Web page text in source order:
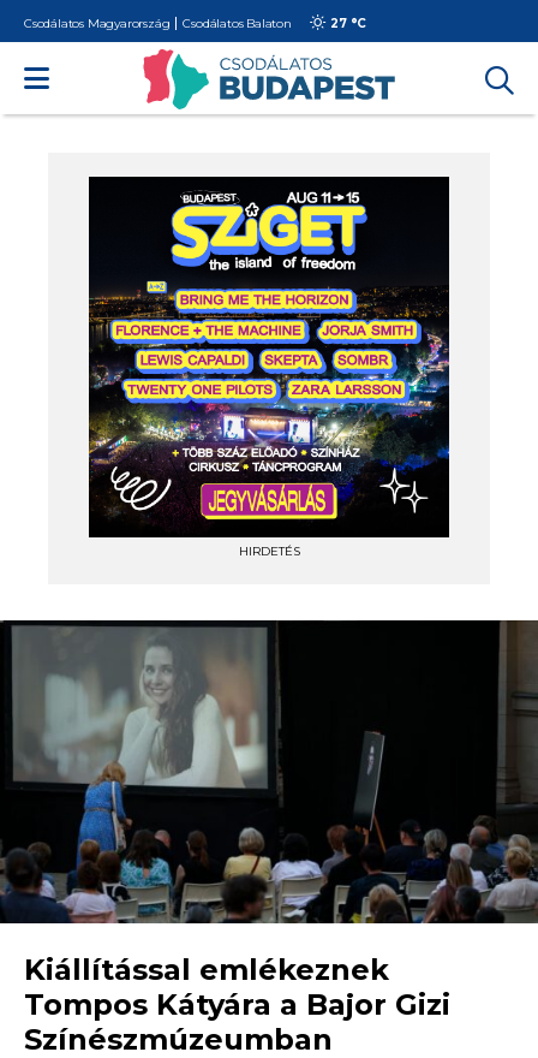
Csodálatos Magyarország Csodálatos Balaton 27 °C
HIRDETÉS
Kiállítással emlékeznek
Tompos Kátyára a Bajor Gizi
Színészmúzeumban